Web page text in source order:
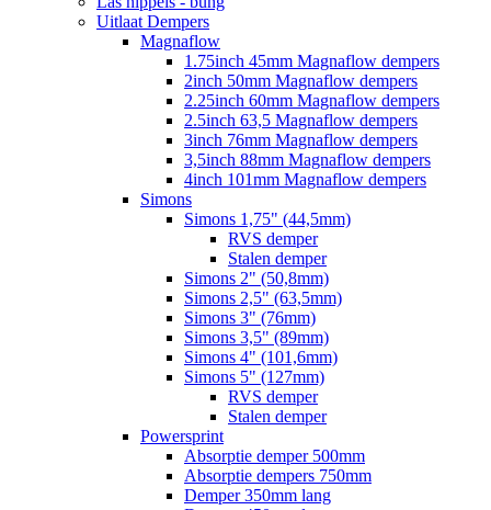
Uitlaat Dempers
Magnaflow
1.75inch 45mm Magnaflow dempers
2inch 50mm Magnaflow dempers
2.25inch 60mm Magnaflow dempers
2.5inch 63,5 Magnaflow dempers
3inch 76mm Magnaflow dempers
3,5inch 88mm Magnaflow dempers
4inch 101mm Magnaflow dempers
Simons
Simons 1,75" (44,5mm)
RVS demper
Stalen demper
Simons 2" (50,8mm)
Simons 2,5" (63,5mm)
Simons 3" (76mm)
Simons 3,5" (89mm)
Simons 4" (101,6mm)
Simons 5" (127mm)
RVS demper
Stalen demper
Powersprint
Absorptie demper 500mm
Absorptie dempers 750mm
Demper 350mm lang